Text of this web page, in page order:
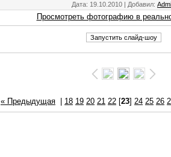
Дата: 19.10.2010 | Добавил:
Просмотреть фотографию в
« Предыдущая 18 19 20 21 22 [23] 24 25 26